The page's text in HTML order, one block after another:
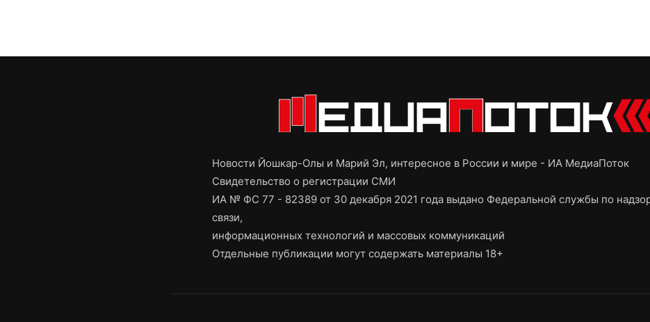
Новости Йошкар-Олы и Марий Эл, интересное в России и мире - ИА МедиаПоток
Свидетельство о регистрации СМИ
ИА № ФС 77 - 82389 от 30 декабря 2021 года выдано Федеральной службы по
связи,
информационных технологий и массовых коммуникаций
Отдельные публикации могут содержать материалы 18+